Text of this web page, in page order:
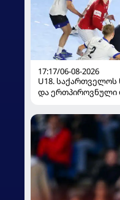
17:17/06-08-2026
U18. საქართველოს
და ერთპიროვნული